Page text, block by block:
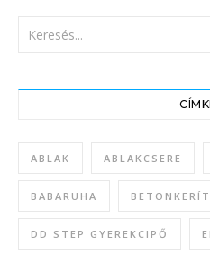
ABLAK ABLAKCSERE
BABARUHA
DD STEP GYEREKCIPŐ